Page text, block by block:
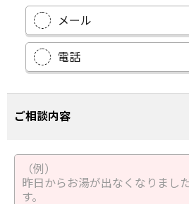
メール
電話
ご相談内容